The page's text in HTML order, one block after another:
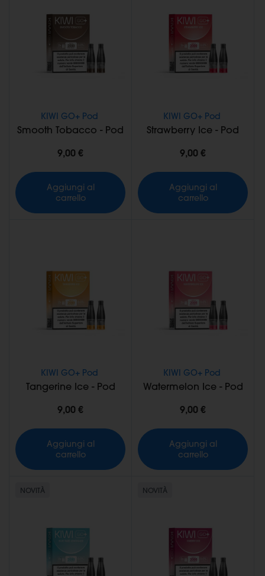
KIWI GO+ Pod
Smooth Tobacco - Pod
9,00 €
Aggiungi al
carrello
KIWI GO+ Pod
Strawberry Ice - Pod
9,00 €
Aggiungi al
carrello
KIWI GO+ Pod
Tangerine Ice - Pod
9,00 €
Aggiungi al
carrello
KIWI GO+ Pod
Watermelon Ice - Pod
9,00 €
Aggiungi al
carrello
NOVITÀ NOVITÀ